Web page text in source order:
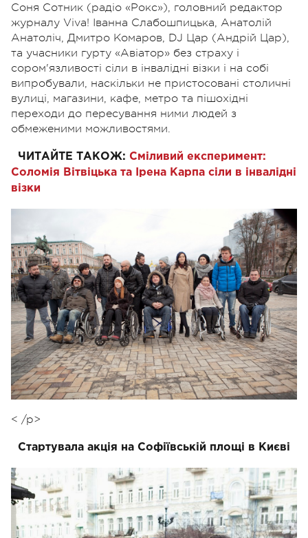
Соня Сотник (радіо «Рокс»), головний редактор
журналу Viva! Іванна Слабошпицька, Анатолій
Анатоліч, Дмитро Комаров, DJ Цар (Андрій Цар),
та учасники гурту «Авіатор» без страху і
сором'язливості сіли в інвалідні візки і на собі
випробували, наскільки не пристосовані столичні
вулиці, магазини, кафе, метро та пішохідні
переходи до пересування ними людей з
обмеженими можливостями.
ЧИТАЙТЕ ТАКОЖ: Сміливий експеримент:
Соломія Вітвіцька та Ірена Карпа сіли в інвалідні
візки
< /p>
Стартувала акція на Софіївській площі в Києві